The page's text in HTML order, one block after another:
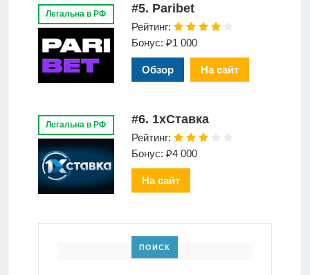
Легальна в РФ #5. Paribet
Рейтинг:
Бонус: ₽1 000
Обзор На сайт
Легальна в РФ #6. 1xСтавка
Рейтинг:
Бонус: ₽4 000
На сайт
ПОИСК